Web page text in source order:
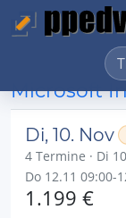
Microsoft
Di, 10. Nov
4 Termine · Di
Do 12.11 09:00-
1.199 €